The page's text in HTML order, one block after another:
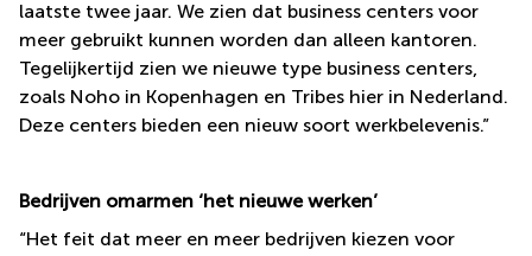
laatste twee jaar. We zien dat business centers voor
meer gebruikt kunnen worden dan alleen kantoren.
Tegelijkertijd zien we nieuwe type business centers,
zoals Noho in Kopenhagen en Tribes hier in Nederland.
Deze centers bieden een nieuw soort werkbelevenis.”
Bedrijven omarmen ‘het nieuwe werken’
“Het feit dat meer en meer bedrijven kiezen voor